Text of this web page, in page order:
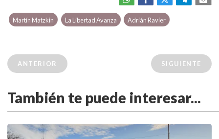
Martín Matzkin La Libertad Avanza Adrián Ravier
ANTERIOR SIGUIENTE
También te puede interesar...